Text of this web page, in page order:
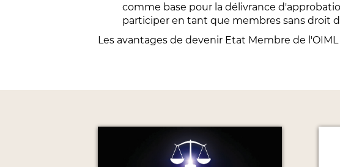
comme base pour la délivrance
participer en tant que membres sans droit
Les avantages de devenir Etat Membre de l'OIML